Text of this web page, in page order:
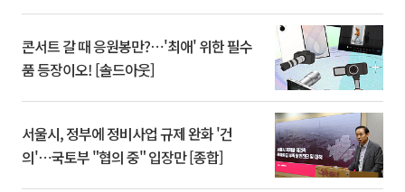
콘서트 갈 때 응원봉만?⋯'최애' 위한 필수
품 등장이오! [솔드아웃]
서울시, 정부에 정비사업 규제 완화 '건
의'⋯국토부 "협의 중" 입장만 [종합]